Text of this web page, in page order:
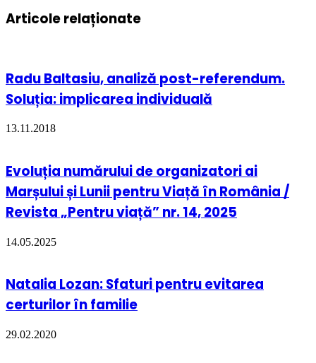
Articole relaționate
Radu Baltasiu, analiză post-referendum.
Soluția: implicarea individuală
13.11.2018
Evoluția numărului de organizatori ai
Marșului și Lunii pentru Viață în România /
Revista „Pentru viață” nr. 14, 2025
14.05.2025
Natalia Lozan: Sfaturi pentru evitarea
certurilor în familie
29.02.2020